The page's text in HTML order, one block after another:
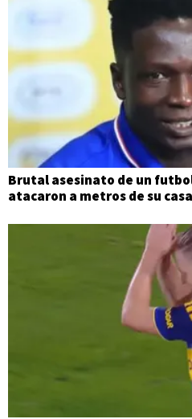
Brutal asesinato de un
atacaron a metros de su casa